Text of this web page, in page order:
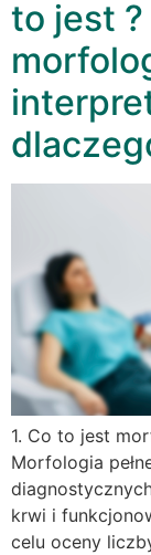
to jest
1. Co to jest
Morfologia
krwi i
celu oceny